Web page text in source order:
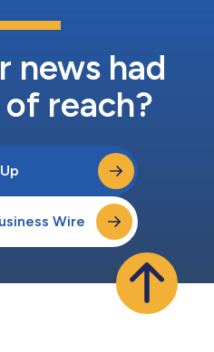
8K多媒体处理能力，为高端AIoT
，加速产业数智化升级进程。”
news had
reach?
Wire